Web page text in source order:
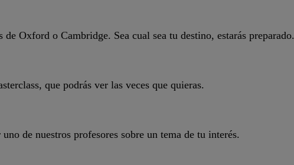
Oxford o Cambridge. Sea cual sea tu destino, estarás preparado.
que podrás ver las veces que quieras.
de nuestros profesores sobre un tema de tu interés.